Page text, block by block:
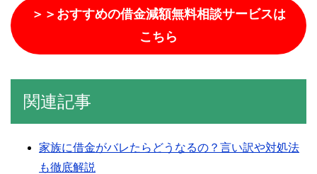
＞＞おすすめの借金減額無料相談サービスは
こちら
関連記事
家族に借金がバレたらどうなるの？言い訳や対処法
も徹底解説